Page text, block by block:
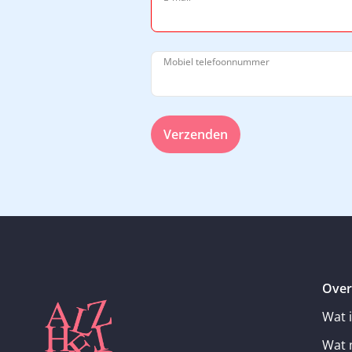
Mobiel telefoonnummer
Verzenden
Wat
Wat